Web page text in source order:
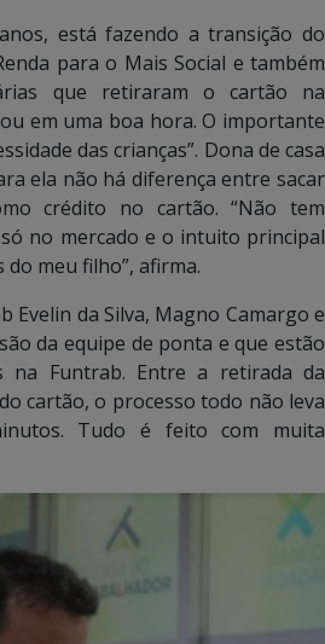
está fazendo a transição do
para o Mais Social e também
que retiraram o cartão na
em uma boa hora. O importante
das crianças”. Dona de casa
ela não há diferença entre sacar
crédito no cartão. “Não tem
no mercado e o intuito principal
meu filho”, afirma.
Evelin da Silva, Magno Camargo e
da equipe de ponta e que estão
na Funtrab. Entre a retirada da
cartão, o processo todo não leva
Tudo é feito com muita